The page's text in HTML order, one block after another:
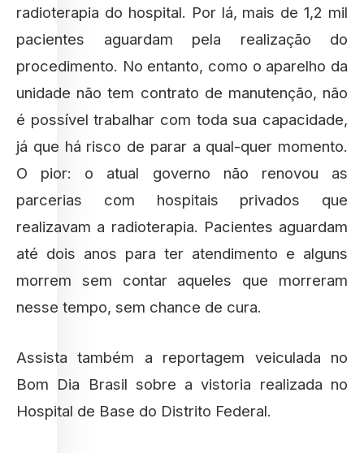
radioterapia do hospital. Por lá, mais de 1,2 mil
pacientes aguardam pela realização do
procedimento. No entanto, como o aparelho da
unidade não tem contrato de manutenção, não
é possível trabalhar com toda sua capacidade,
já que há risco de parar a qual-quer momento.
O pior: o atual governo não renovou as
parcerias com hospitais privados que
realizavam a radioterapia. Pacientes aguardam
até dois anos para ter atendimento e alguns
morrem sem contar aqueles que morreram
nesse tempo, sem chance de cura.
Assista também a reportagem veiculada no
Bom Dia Brasil sobre a vistoria realizada no
Hospital de Base do Distrito Federal.